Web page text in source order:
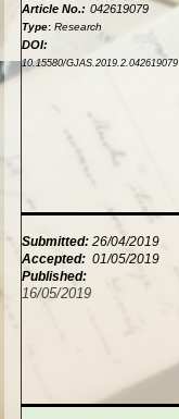
Article No.: 042619079
Type: Research
DOI:
10.15580/GJAS.2019.2.042619079
Submitted: 26/04/2019
Accepted: 01/05/2019
Published:
16/05/2019